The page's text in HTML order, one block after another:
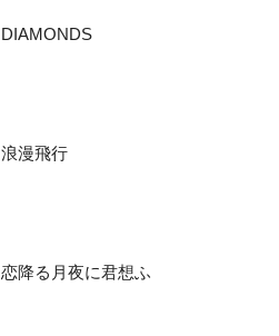
DIAMONDS
浪漫飛行
恋降る月夜に君想ふ